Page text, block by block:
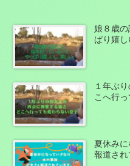
娘８歳
ぱり嬉し
１年ぶ
こへ行
夏休み
報道され